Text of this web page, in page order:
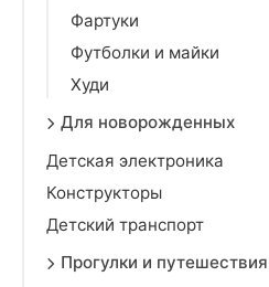
Фартуки
Футболки и майки
Худи
Для новорожденных
Детская электроника
Конструкторы
Детский транспорт
Прогулки и путешествия